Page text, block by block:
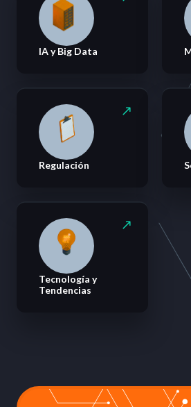
IA y Big Data
Regulación
Tecnología y
Tendencias